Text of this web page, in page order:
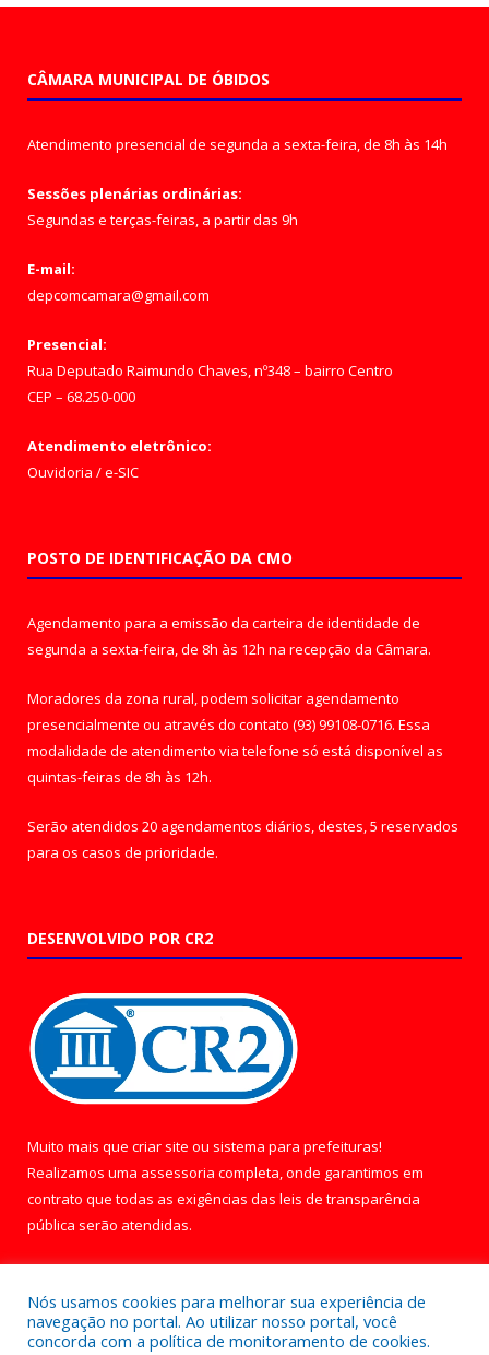
CÂMARA MUNICIPAL DE ÓBIDOS
Atendimento presencial de segunda a sexta-feira, de 8h às 14h
Sessões plenárias ordinárias:
Segundas e terças-feiras, a partir das 9h
E-mail:
depcomcamara@gmail.com
Presencial:
Rua Deputado Raimundo Chaves, nº348 – bairro Centro
CEP – 68.250-000
Atendimento eletrônico:
Ouvidoria /e-SIC
POSTO DE IDENTIFICAÇÃO DA CMO
Agendamento para a emissão da carteira de identidade de
segunda a sexta-feira, de 8h às 12h na recepção da Câmara.
Moradores da zona rural, podem solicitar agendamento
presencialmente ou através do contato (93) 99108-0716. Essa
modalidade de atendimento via telefone só está disponível as
quintas-feiras de 8h às 12h.
Serão atendidos 20 agendamentos diários, destes, 5 reservados
para os casos de prioridade.
DESENVOLVIDO POR CR2
Muito mais que criar site ou sistema para prefeituras!
Realizamos uma assessoria completa, onde garantimos em
contrato que todas as exigências das leis de transparência
pública serão atendidas.
Nós usamos cookies para melhorar sua experiência de
navegação no portal. Ao utilizar nosso portal, você
concorda com a política de monitoramento de cookies.